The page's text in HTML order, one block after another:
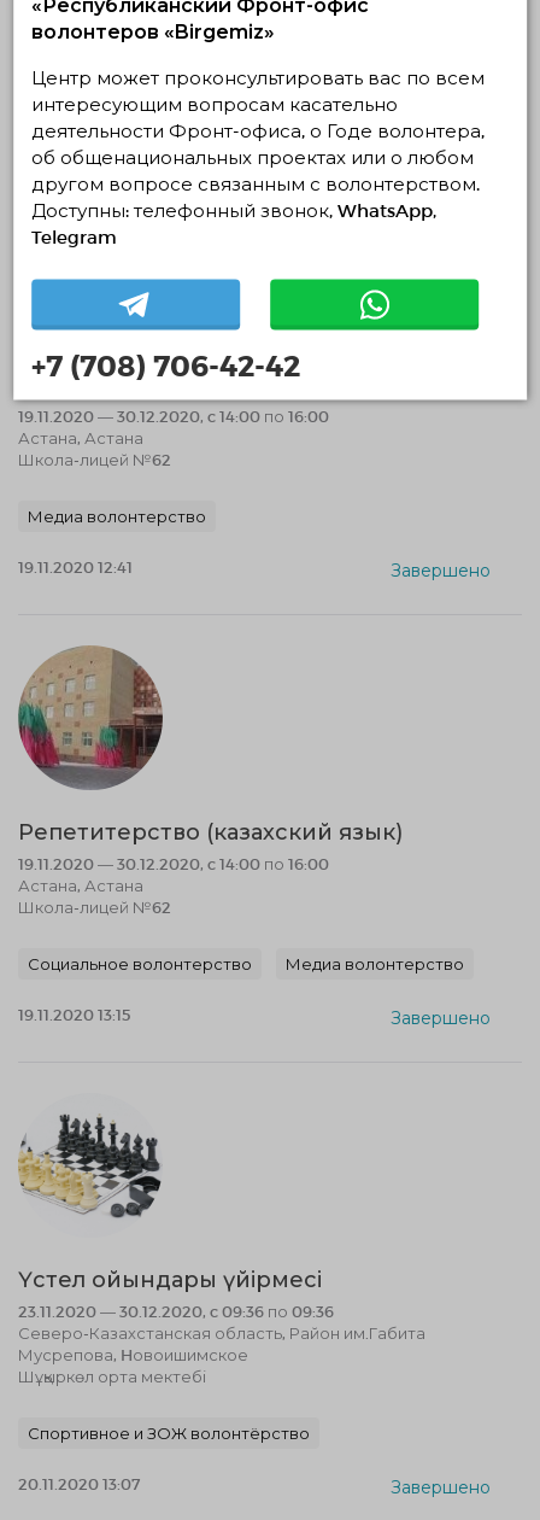
Школа-лицей №62
Медиа волонтерство
19.11.2020 12:39
Репетитерство (информатика)
19.11.2020 — 30.12.2020, c 14:00 по 16:00
Астана, Астана
Школа-лицей №62
Медиа волонтерство
19.11.2020 12:41 Завершено
Репетитерство (казахский язык)
19.11.2020 — 30.12.2020, c 14:00 по 16:00
Астана, Астана
Школа-лицей №62
Социальное волонтерство Медиа волонтерство
19.11.2020 13:15 Завершено
Үстел ойындары үйірмесі
23.11.2020 — 30.12.2020, c 09:36 по 09:36
Северо-Казахстанская область, Район им.Габита
Мусрепова, Hовоишимское
Шұқыркөл орта мектебі
Спортивное и ЗОЖ волонтёрство
20.11.2020 13:07 Завершено
волонтеров «Birgemiz»
Центр может проконсультировать вас по всем
интересующим вопросам касательно
деятельности Фронт-офиса, о Годе волонтера,
об общенациональных проектах или о любом
другом вопросе связанным с волонтерством.
Доступны: телефонный звонок, WhatsApp,
Telegram
+7 (708) 706-42-42